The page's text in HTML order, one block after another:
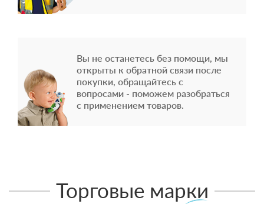
Вы не останетесь без помощи, мы
открыты к обратной связи после
покупки, обращайтесь с
вопросами - поможем разобраться
с применением товаров.
Торговые марки